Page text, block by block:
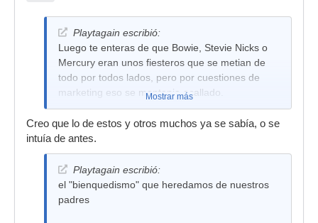
Playtagain escribió:
Luego te enteras de que Bowie, Stevie Nicks o
Mercury eran unos fiesteros que se metian de
todo por todos lados, pero por cuestiones de
marketing eso se mantenia acallado.
Mostrar más
Creo que lo de estos y otros muchos ya se sabía, o se
intuía de antes.
Playtagain escribió:
el "bienquedismo" que heredamos de nuestros
padres